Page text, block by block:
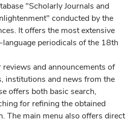
"Scholarly Journals and
conducted by the
It offers the most extensive
periodicals of the 18th
and announcements of
institutions and news from the
offers both basic search,
for refining the obtained
The main menu also offers direct